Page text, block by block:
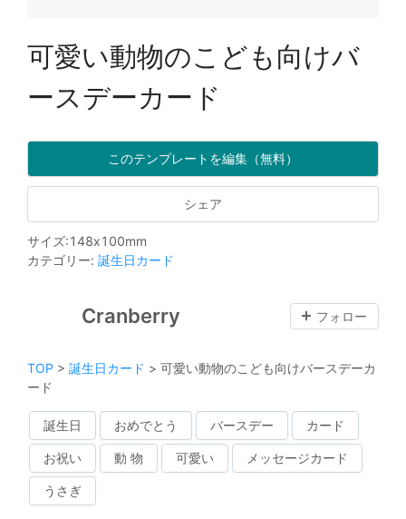
可愛い動物のこども向けバ
ースデーカード
このテンプレートを編集（無料）
シェア
サイズ:148x100mm
カテゴリー: 誕生日カード
Cranberry フォロー
TOP > 誕生日カード > 可愛い動物のこども向けバースデーカ
ード
誕生日 おめでとう バースデー カード
お祝い 動 物 可愛い メッセージカード
うさぎ